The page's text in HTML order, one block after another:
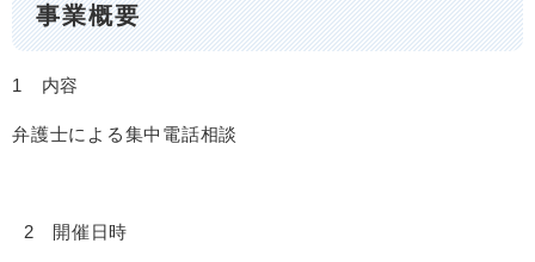
事業概要
1 内容
弁護士による集中電話相談
2 開催日時